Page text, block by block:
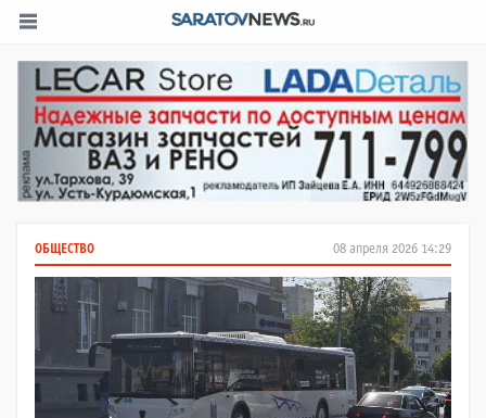
08 апреля 2026 14:29
ОБЩЕСТВО